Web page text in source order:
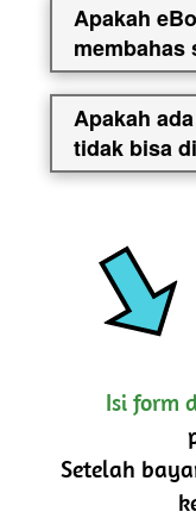
Apakah
membahas
Apakah
tidak bisa
Isi form
Setelah